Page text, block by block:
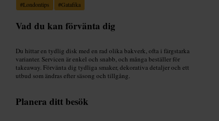
#Londontips #Gatafika
Vad du kan förvänta dig
Du hittar en tydlig disk med en rad olika bakverk, ofta i färgstarka
varianter. Servicen är enkel och snabb, och många beställer för
takeaway. Förvänta dig tydliga smaker, dekorativa detaljer och ett
utbud som ändras efter säsong och tillgång.
Planera ditt besök